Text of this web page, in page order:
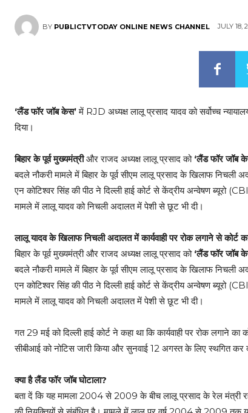
BY PUBLICTVTODAY ONLINE NEWS CHANNEL JULY 18,
‘लैंड फॉर जॉब केस’में RJD अध्यक्ष लालू प्रसाद यादव को सर्वोच्च
दिया।
बिहार के पूर्व मुख्यमंत्रीऔर राजद अध्यक्ष लालू प्रसाद को‘लैंड फॉर जॉब
बदले नौकरी मामले में बिहार के पूर्व सीएम लालू प्रसाद के खिलाफ निचली
एन कोटिश्वर सिंह की पीठ ने दिल्ली हाई कोर्ट से केंद्रीय अन्वेषण ब्यूरो
मामले में लालू यादव को निचली अदालत में पेशी से छूट भी दी।
लालू यादव के खिलाफ निचली अदालत में कार्यवाही पर रोक लगाने से कोर्ट
बिहार के पूर्व मुख्यमंत्री और राजद अध्यक्ष लालू प्रसाद को‘लैंड फॉर जॉब
बदले नौकरी मामले में बिहार के पूर्व सीएम लालू प्रसाद के खिलाफ निचली
एन कोटिश्वर सिंह की पीठ ने दिल्ली हाई कोर्ट से केंद्रीय अन्वेषण ब्यूरो
मामले में लालू यादव को निचली अदालत में पेशी से छूट भी दी।
गत 29 मई को दिल्ली हाई कोर्ट ने कहा था कि कार्यवाही पर रोक लगाने
सीबीआई को नोटिस जारी किया और सुनवाई 12 अगस्त के लिए स्थगित कर
क्या है लैंड फॉर जॉब घोटाला?
बता दें कि यह मामला 2004 से 2009 के बीच लालू प्रसाद के रेल मंत्री